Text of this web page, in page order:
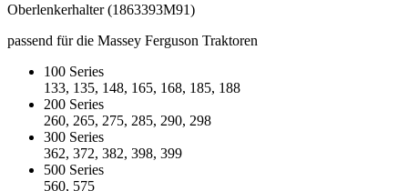
Oberlenkerhalter (1863393M91)
passend für die Massey Ferguson Traktoren
100 Series
133, 135, 148, 165, 168, 185, 188
200 Series
260, 265, 275, 285, 290, 298
300 Series
362, 372, 382, 398, 399
500 Series
560, 575